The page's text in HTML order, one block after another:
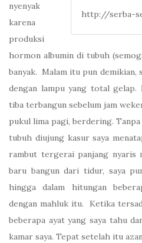
http://serba-
nyenyak
karena
produksi
hormon albumin di tubuh
banyak. Malam itu pun demikian,
dengan lampu yang total gelap.
tiba terbangun sebelum jam
pukul lima pagi, berdering.
tubuh diujung kasur saya
rambut tergerai panjang nyaris
baru bangun dari tidur, saya
hingga dalam hitungan
dengan mahluk itu. Ketika
beberapa ayat yang saya tahu
kamar saya. Tepat setelah itu